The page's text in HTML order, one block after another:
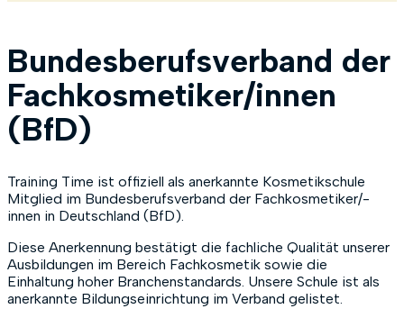
Bundesberufsverband der
Fachkosmetiker/innen
(BfD)
Training Time ist offiziell als anerkannte Kosmetikschule
Mitglied im Bundesberufsverband der Fachkosmetiker/-
innen in Deutschland (BfD).
Diese Anerkennung bestätigt die fachliche Qualität unserer
Ausbildungen im Bereich Fachkosmetik sowie die
Einhaltung hoher Branchenstandards. Unsere Schule ist als
anerkannte Bildungseinrichtung im Verband gelistet.